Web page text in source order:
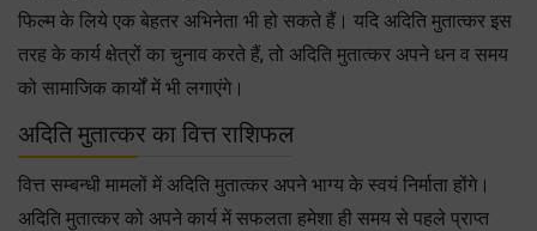
फिल्म के लिये एक बेहतर अभिनेता भी हो सकते हैं। यदि अदिति मुतात्कर इस
तरह के कार्य क्षेत्रों का चुनाव करते हैं, तो अदिति मुतात्कर अपने धन व समय
को सामाजिक कार्यों में भी लगाएंगे।
अदिति मुतात्कर का वित्त राशिफल
वित्त सम्बन्धी मामलों में अदिति मुतात्कर अपने भाग्य के स्वयं निर्माता होंगे।
अदिति मुतात्कर को अपने कार्य में सफलता हमेशा ही समय से पहले प्राप्त